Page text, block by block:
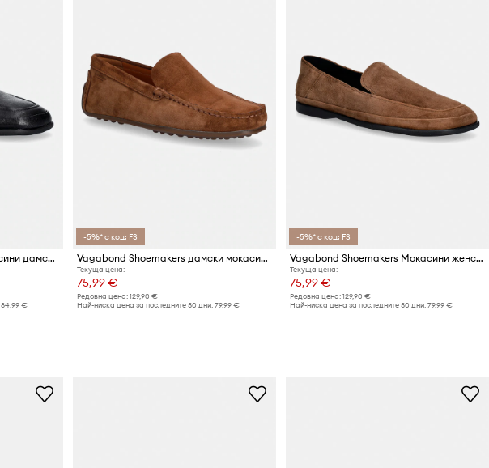
Vagabond Shoemakers мокасини дамски от кожа SAMMIE
84,99 €
-5%* с код: FS
Vagabond Shoemakers дамски мокасини от велур LARISSA
Текуща цена:
75,99 €
Редовна цена: 129,90 €
Най-ниска цена за последните 30 дни: 79,99 €
-5%* с код: FS
Vagabond Shoemakers Мокасини женски велурени SAMMIE
Текуща цена:
75,99 €
Редовна цена: 129,90 €
Най-ниска цена за последните 30 дни: 79,99 €